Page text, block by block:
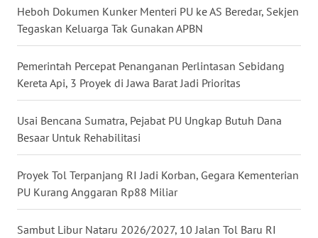
Heboh Dokumen Kunker Menteri PU ke AS Beredar, Sekjen
Tegaskan Keluarga Tak Gunakan APBN
Pemerintah Percepat Penanganan Perlintasan Sebidang
Kereta Api, 3 Proyek di Jawa Barat Jadi Prioritas
Usai Bencana Sumatra, Pejabat PU Ungkap Butuh Dana
Besaar Untuk Rehabilitasi
Proyek Tol Terpanjang RI Jadi Korban, Gegara Kementerian
PU Kurang Anggaran Rp88 Miliar
Sambut Libur Nataru 2026/2027, 10 Jalan Tol Baru RI
WN
KALTARA
WN
KALSEL